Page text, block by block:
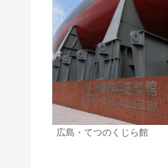
広島・てつのくじら館